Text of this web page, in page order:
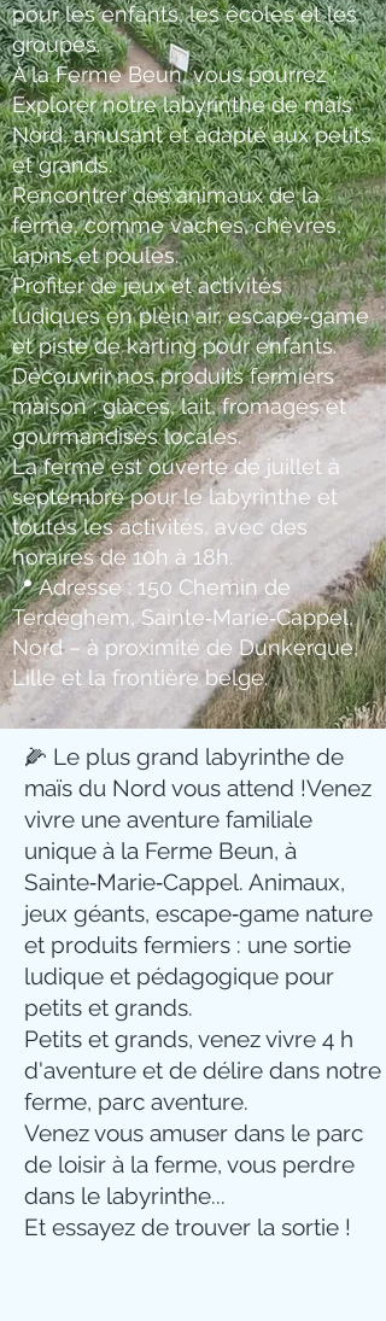
pour les enfants, les écoles et les
groupes.
À la Ferme Beun, vous pourrez :
Explorer notre labyrinthe de maïs
Nord, amusant et adapté aux petits
et grands.
Rencontrer des animaux de la
ferme, comme vaches, chèvres,
lapins et poules.
Profiter de jeux et activités
ludiques en plein air, escape‑game
et piste de karting pour enfants.
Découvrir nos produits fermiers
maison : glaces, lait, fromages et
gourmandises locales.
La ferme est ouverte de juillet à
septembre pour le labyrinthe et
toutes les activités, avec des
horaires de 10h à 18h.
📍 Adresse : 150 Chemin de
Terdeghem, Sainte‑Marie‑Cappel,
Nord – à proximité de Dunkerque,
Lille et la frontière belge.
🌽 Le plus grand labyrinthe de
maïs du Nord vous attend !Venez
vivre une aventure familiale
unique à la Ferme Beun, à
Sainte‑Marie‑Cappel. Animaux,
jeux géants, escape‑game nature
et produits fermiers : une sortie
ludique et pédagogique pour
petits et grands.
Petits et grands, venez vivre 4 h
d'aventure et de délire dans notre
ferme, parc aventure.
Venez vous amuser dans le parc
de loisir à la ferme, vous perdre
dans le labyrinthe...
Et essayez de trouver la sortie !